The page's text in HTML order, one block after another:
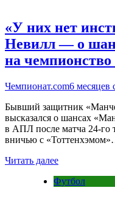
«У них нет
Невилл — о
на
Чемпионат.com6 месяцев
Бывший защитник
высказался о шансах
в АПЛ после матча 24-го
вничью с
Читать далее
Футбол